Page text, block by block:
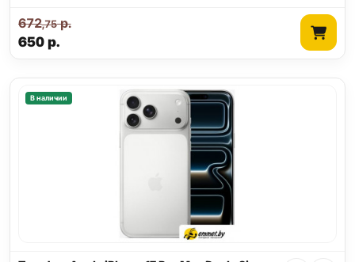
650р.
672,75р.
В наличии